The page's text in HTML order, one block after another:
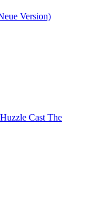
Version)
Huzzle Cast The